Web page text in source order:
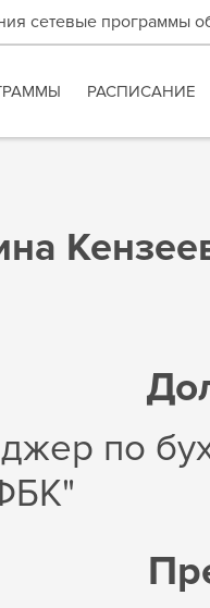
сетевые программы
РАСПИСАНИЕ
по